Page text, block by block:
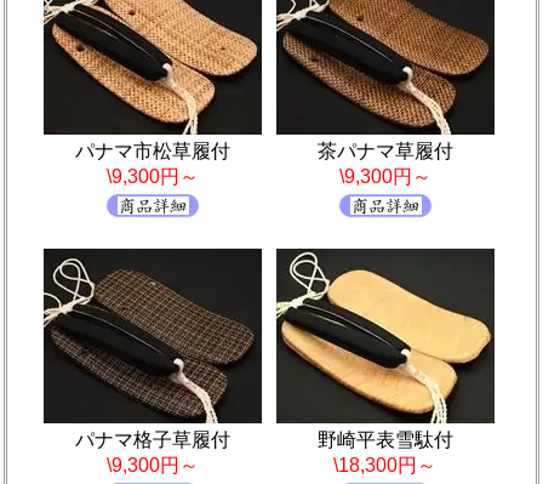
パナマ市松草履付
\9,300円～
茶パナマ草履付
\9,300円～
パナマ格子草履付
\9,300円～
野崎平表雪駄付
\18,300円～